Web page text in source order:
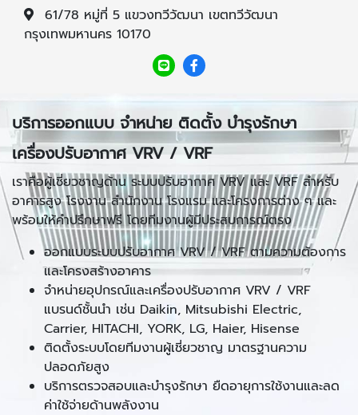
61/78 หมู่ที่ 5 แขวงทวีวัฒนา เขตทวีวัฒนา
กรุงเทพมหานคร 10170
บริการออกแบบ จำหน่าย ติดตั้ง บำรุงรักษา
เครื่องปรับอากาศ VRV / VRF
เราคือผู้เชี่ยวชาญด้าน ระบบปรับอากาศ VRV และ VRF สำหรับ
อาคารสูง โรงงาน สำนักงาน โรงแรม และโครงการต่าง ๆ และ
พร้อมให้คำปรึกษาฟรี โดยทีมงานผู้มีประสบการณ์ตรง
ออกแบบระบบปรับอากาศ VRV / VRF ตามความต้องการ
และโครงสร้างอาคาร
จำหน่ายอุปกรณ์และเครื่องปรับอากาศ VRV / VRF
แบรนด์ชั้นนำ เช่น Daikin, Mitsubishi Electric,
Carrier, HITACHI, YORK, LG, Haier, Hisense
ติดตั้งระบบโดยทีมงานผู้เชี่ยวชาญ มาตรฐานความ
ปลอดภัยสูง
บริการตรวจสอบและบำรุงรักษา ยืดอายุการใช้งานและลด
ค่าใช้จ่ายด้านพลังงาน